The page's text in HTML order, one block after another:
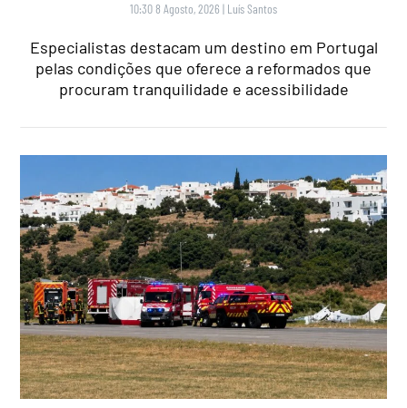
10:30 8 Agosto, 2026 | Luís Santos
Especialistas destacam um destino em Portugal
pelas condições que oferece a reformados que
procuram tranquilidade e acessibilidade